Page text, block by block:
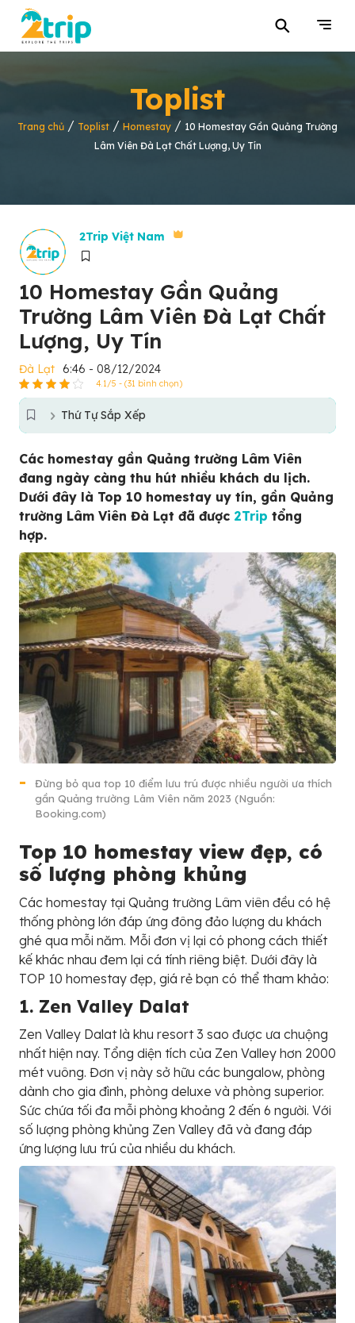
⚲
Toplist
Trang chủ / Toplist / Homestay / 10 Homestay Gần Quảng Trường
Lâm Viên Đà Lạt Chất Lượng, Uy Tín
2Trip Việt Nam
10 Homestay Gần Quảng
Trường Lâm Viên Đà Lạt Chất
Lượng, Uy Tín
Đà Lạt 6:46 - 08/12/2024
4.1/5 - (31 bình chọn)
Thứ Tự Sắp Xếp
Các homestay gần Quảng trường Lâm Viên
đang ngày càng thu hút nhiều khách du lịch.
Dưới đây là Top 10 homestay uy tín, gần Quảng
trường Lâm Viên Đà Lạt đã được 2Trip tổng
hợp.
Đừng bỏ qua top 10 điểm lưu trú được nhiều người ưa thích
gần Quảng trường Lâm Viên năm 2023 (Nguồn:
Booking.com)
Top 10 homestay view đẹp, có
số lượng phòng khủng
Các homestay tại Quảng trường Lâm viên đều có hệ
thống phòng lớn đáp ứng đông đảo lượng du khách
ghé qua mỗi năm. Mỗi đơn vị lại có phong cách thiết
kế khác nhau đem lại cá tính riêng biệt. Dưới đây là
TOP 10 homestay đẹp, giá rẻ bạn có thể tham khảo:
1. Zen Valley Dalat
Zen Valley Dalat là khu resort 3 sao được ưa chuộng
nhất hiện nay. Tổng diện tích của Zen Valley hơn 2000
mét vuông. Đơn vị này sở hữu các bungalow, phòng
dành cho gia đình, phòng deluxe và phòng superior.
Sức chứa tối đa mỗi phòng khoảng 2 đến 6 người. Với
số lượng phòng khủng Zen Valley đã và đang đáp
ứng lượng lưu trú của nhiều du khách.